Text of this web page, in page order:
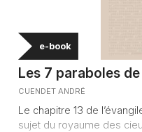
e-book
Les 7 paraboles
CUENDET ANDRÉ
Le chapitre 13 de
sujet du royaume des